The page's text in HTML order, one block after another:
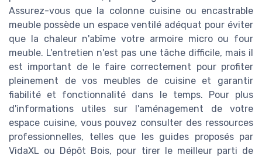
Assurez-vous que la colonne cuisine ou encastrable
meuble possède un espace ventilé adéquat pour éviter
que la chaleur n'abîme votre armoire micro ou four
meuble. L'entretien n'est pas une tâche difficile, mais il
est important de le faire correctement pour profiter
pleinement de vos meubles de cuisine et garantir
fiabilité et fonctionnalité dans le temps. Pour plus
d'informations utiles sur l'aménagement de votre
espace cuisine, vous pouvez consulter des ressources
professionnelles, telles que les guides proposés par
VidaXL ou Dépôt Bois, pour tirer le meilleur parti de